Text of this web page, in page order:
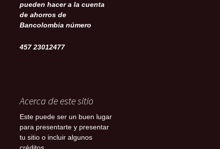
pueden hacer a la cuenta
de ahorros de
Bancolombia número
457 23012477
Acerca de este sitio
Este puede ser un buen lugar
para presentarte y presentar
tu sitio o incluir algunos